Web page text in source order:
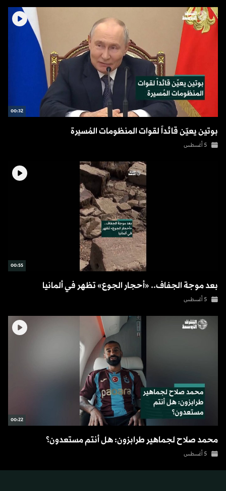
00:32
بوتين يعيّن قائداً لقوات المنظومات المُسيرة
5 أغسطس
00:55
بعد موجة الجفاف.. «أحجار الجوع» تظهر في ألمانيا
5 أغسطس
00:22
محمد صلاح لجماهير طرابزون: هل أنتم مستعدون؟
5 أغسطس